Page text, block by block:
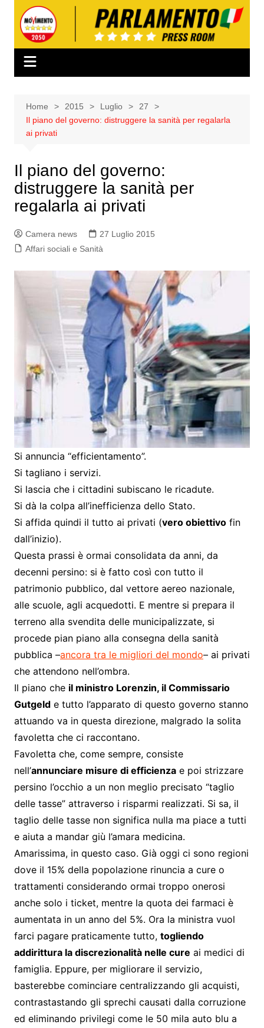
contenuto
Home 2015 Luglio
27
Il piano del governo: distruggere la sanità per regalarla
ai privati
Il piano del governo:
distruggere la sanità per
regalarla ai privati
Camera news
27 Luglio 2015
Affari sociali e Sanità
Si annuncia “efficientamento”.
Si tagliano i servizi.
Si lascia che i cittadini subiscano le ricadute.
Si dà la colpa all’inefficienza dello Stato.
Si affida quindi il tutto ai privati (vero obiettivofin
dall’inizio).
Questa prassi è ormai consolidata da anni, da
decenni persino: si è fatto così con tutto il
patrimonio pubblico, dal vettore aereo nazionale,
alle scuole, agli acquedotti. E mentre si prepara il
terreno alla svendita delle municipalizzate, si
procede pian piano alla consegna della sanità
pubblica –ancora tra le migliori del mondo– ai privati
che attendono nell’ombra.
Il piano che il ministro Lorenzin, il Commissario
Gutgelde tutto l’apparato di questo governo stanno
attuando va in questa direzione, malgrado la solita
favoletta che ci raccontano.
Favoletta che, come sempre, consiste
nell’annunciare misure di efficienzae poi strizzare
persino l’occhio a un non meglio precisato “taglio
delle tasse” attraverso i risparmi realizzati. Si sa, il
taglio delle tasse non significa nulla ma piace a tutti
e aiuta a mandar giù l’amara medicina.
Amarissima, in questo caso. Già oggi ci sono regioni
dove il 15% della popolazione rinuncia a cure o
trattamenti considerando ormai troppo onerosi
anche solo i ticket, mentre la quota dei farmaci è
aumentata in un anno del 5%. Ora la ministra vuol
farci pagare praticamente tutto, togliendo
addirittura la discrezionalità nelle cure ai medici di
famiglia. Eppure, per migliorare il servizio,
basterebbe cominciare centralizzando gli acquisti,
contrastastando gli sprechi causati dalla corruzione
ed eliminando privilegi come le 50 mila auto blu a